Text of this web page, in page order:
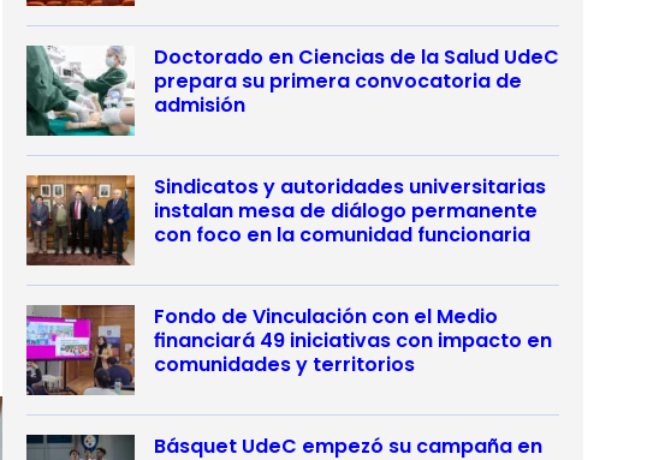
Doctorado en Ciencias de la Salud UdeC
prepara su primera convocatoria de
admisión
Sindicatos y autoridades universitarias
instalan mesa de diálogo permanente
con foco en la comunidad funcionaria
Fondo de Vinculación con el Medio
financiará 49 iniciativas con impacto en
comunidades y territorios
Básquet UdeC empezó su campaña en